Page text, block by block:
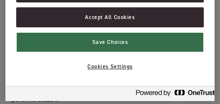
Jordan Advanced ima stopničasto prirezane ščetine, ki učinkovito
očistijo celotno površino zob in imajo boljši dostop do medzobnih
prostorov. Držalo je oblikovano za udoben oprijem.
Tehnologija ščetin Advanced ChangeMe™ potrošnika opomni, kdaj je
treba zobno ščetko zamenjati. Ko modre ščetine po približno treh
mesecih uporabe zbledijo, je čas za zamenjavo ščetke. Po treh
zobne ščetke, potem ko prebolite prehlad ali gripo, da preprečite
ponovno okužbo.
Accept All Cookies
Save Choices
Cookies Settings